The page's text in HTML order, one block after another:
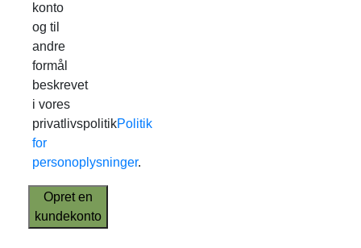
konto
og til
andre
formål
beskrevet
i vores
privatlivspolitikPolitik
for
personoplysninger.
Opret en
kundekonto